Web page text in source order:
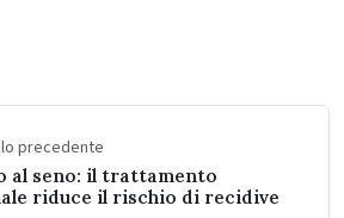
precedente
al seno: il trattamento
riduce il rischio di recidive